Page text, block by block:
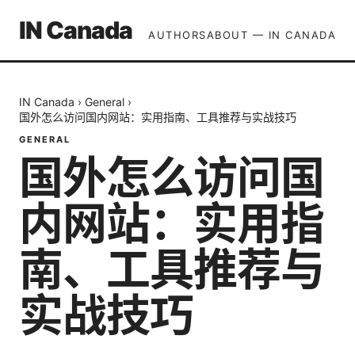
IN Canada AUTHORSABOUT — IN CANADA
IN Canada › General ›
国外怎么访问国内网站：实用指南、工具推荐与实战技巧
GENERAL
国外怎么访问国
内网站：实用指
南、工具推荐与
实战技巧